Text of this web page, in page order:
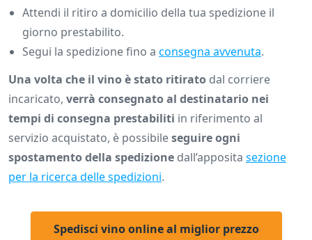
Attendi il ritiro a domicilio della tua spedizione il
giorno prestabilito.
Segui la spedizione fino a consegna avvenuta.
Una volta che il vino è stato ritirato dal corriere
incaricato, verrà consegnato al destinatario nei
tempi di consegna prestabiliti in riferimento al
servizio acquistato, è possibileseguire ogni
spostamento della spedizione dall’apposita sezione
per la ricerca delle spedizioni.
Spedisci vino online al miglior prezzo